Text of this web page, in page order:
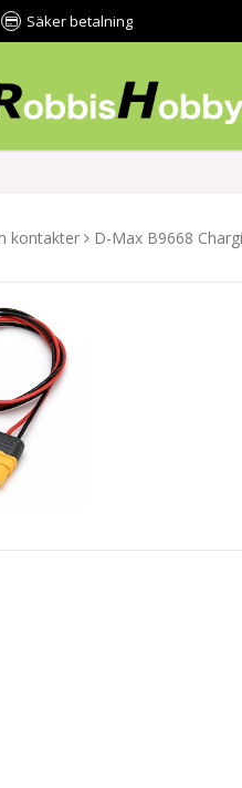
Säker betalning
kontakter D-Max B9668